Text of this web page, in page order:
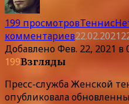
199 просмотровТеннис
комментариев22.02.2021
ДобавленоФев. 22, 2021 в
199Взгляды
Пресс-служба Женской
опубликовала